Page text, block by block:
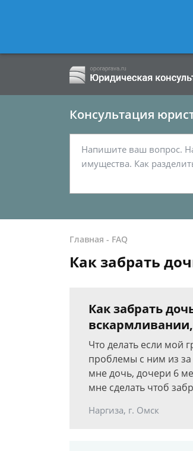
-
Консультация
Главная - FAQ
Как забрать
Как забрать
вскармливании,
Что делать если мой
проблемы с ним из за
мне дочь, дочери 6
мне сделать чтоб
Наргиза, г. Омск